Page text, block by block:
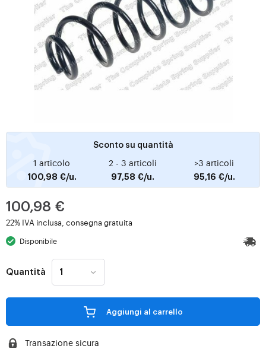
Sconto su quantità
1 articolo
100,98 €/u.
2 - 3 articoli
97,58 €/u.
>3 articoli
95,16 €/u.
100,98 €
22% IVA inclusa, consegna gratuita
Disponibile
Quantità
Aggiungi al carrello
Transazione sicura